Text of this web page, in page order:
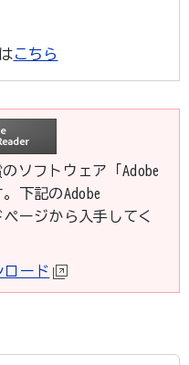
こちら
ソフトウェア「Adobe
下記のAdobe
ージから入手してく
ード